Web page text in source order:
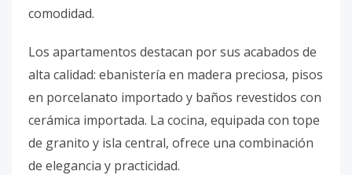
comodidad.
Los apartamentos destacan por sus acabados de
alta calidad: ebanistería en madera preciosa, pisos
en porcelanato importado y baños revestidos con
cerámica importada. La cocina, equipada con tope
de granito y isla central, ofrece una combinación
de elegancia y practicidad.